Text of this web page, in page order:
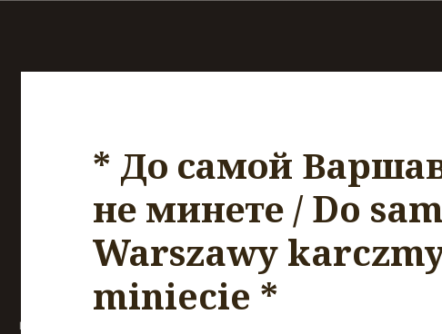
* До самой
не минете / Do
Warszawy
miniecie *